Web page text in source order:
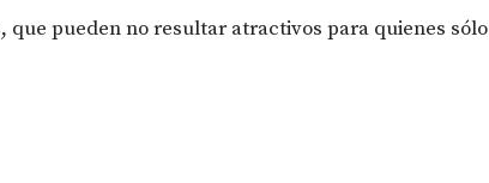
que pueden no resultar atractivos para quienes sólo